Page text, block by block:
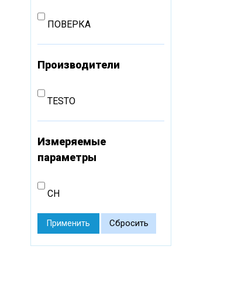
ПОВЕРКА
Производители
TESTO
Измеряемые
параметры
CH
Применить Сбросить